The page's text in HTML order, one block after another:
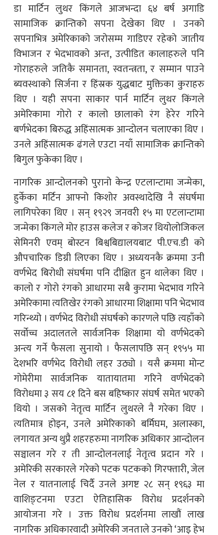
डा मार्टिन लुथर किंगले आजभन्दा ६४ बर्ष अगाडि
सामाजिक क्रान्तिको सपना देखेका थिए । उनको
सपनाभित्र अमेरिकाको जरोसम्म गाडिएर रहेको जातीय
विभाजन र भेदभावको अन्त, उत्पीडित कालाहरुले पनि
गोराहरुले जतिकै समानता, स्वतन्त्रता, र सम्मान पाउने
ब्यवस्थाको सिर्जना र हिंस्रक युद्धबाट मुक्तिका कुराहरु
थिए । यही सपना साकार पार्न मार्टिन लुथर किंगले
अमेरिकामा गोरो र कालो छालाको रंग हेरेर गरिने
बर्णभेदका बिरुद्ध अहिंसात्मक आन्दोलन चलाएका थिए ।
उनले अहिंसात्मक ढंगले एउटा नयाँ सामाजिक क्रान्तिको
बिगुल फुकेका थिए ।
नागरिक आन्दोलनको पुरानो केन्द्र एटलान्टामा जन्मेका,
हुर्केका मर्टिन आफ्नो किशोर अवस्थादेखि नै संघर्षमा
लागिपरेका थिए । सन् १९२९ जनवरी १५ मा एटलान्टामा
जन्मेका किंगले मोर हाउस कलेज र कोजर थियोलोजिकल
सेमिनरी एवम् बोस्टन बिश्वबिद्यालयबाट पी.एच.डी को
औपचारिक डिग्री लिएका थिए । अध्ययनकै क्रममा उनी
वर्णभेद बिरोधी संघर्षमा पनि दीक्षित हुन थालेका थिए ।
कालो र गोरो रंगको आधारमा सबै कुरामा भेदभाव गरिने
अमेरिकामा त्यतिखेर रंगको आधारमा शिक्षामा पनि भेदभाव
गरिन्थ्यो । वर्णभेद विरोधी संघर्षको कारणले पछि त्यहाँको
सर्वोच्च अदालतले सार्वजनिक शिक्षामा यो वर्णभेदको
अन्त्य गर्ने फैसला सुनायो । फैसलापछि सन् १९५५ मा
देशभरि वर्णभेद विरोधी लहर उठ्यो । यसै क्रममा मोन्ट
गोमेरीमा सार्वजनिक यातायातमा गरिने वर्णभेदको
विरोधमा ३ सय ८१ दिने बस बहिष्कार संघर्ष समेत भएको
थियो । जसको नेतृत्व मार्टिन लुथरले नै गरेका थिए ।
त्यतिमात्र होइन, उनले अमेरिकाको बर्मिघम, अलास्का,
लगायत अन्य थुप्रै शहरहरुमा नागरिक अधिकार आन्दोलन
सञ्चालन गरे र ती आन्दोलनलाई नेतृत्व प्रदान गरे ।
अमेरिकी सरकारले गरेको पटक पटकको गिरफ्तारी, जेल
नेल र यातनालाई चिर्दै उनले अगष्ट २८ सन् १९६३ मा
वाशिङ्टनमा एउटा ऐतिहासिक विरोध प्रदर्शनको
आयोजना गरे । उक्त विरोध प्रदर्शनमा लाखौं लाख
नागरिक अधिकारवादी अमेरिकी जनताले उनको ‘आइ हेभ